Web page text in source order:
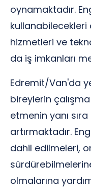
oynamaktadır.
kullanabilecekleri
hizmetleri ve
da iş imkanları
Edremit/Van'da
bireylerin çalışma
etmenin yanı
artırmaktadır.
dahil edilmeleri,
olmalarına